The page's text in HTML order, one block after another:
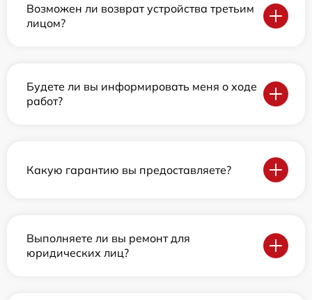
Возможен ли возврат устройства третьим
лицом?
Будете ли вы информировать меня о ходе
работ?
Какую гарантию вы предоставляете?
Выполняете ли вы ремонт для
юридических лиц?